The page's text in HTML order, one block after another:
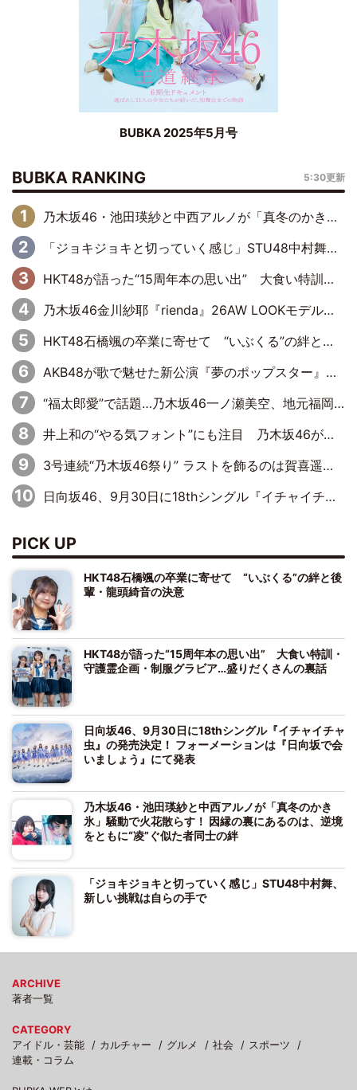
BUBKA 2025年5月号
BUBKA RANKING 5:30更新
乃木坂46・池田瑛紗と中西アルノが「真冬のかき氷」騒動で火花散らす！ 因縁の裏にあるのは、逆境をともに“凌”ぐ似た者同士の絆
「ジョキジョキと切っていく感じ」STU48中村舞、新しい挑戦は自らの手で
HKT48が語った“15周年本の思い出” 大食い特訓・守護霊企画・制服グラビア…盛りだくさんの裏話
乃木坂46金川紗耶『rienda』26AW LOOKモデルに就任
HKT48石橋颯の卒業に寄せて “いぶくる”の絆と後輩・龍頭綺音の決意
AKB48が歌で魅せた新公演『夢のポップスター』 初日から全身全霊のステージ
“福太郎愛”で話題…乃木坂46一ノ瀬美空、地元福岡『めんべい25周年トップサポーター』に就任
井上和の“やる気フォント”にも注目 乃木坂46が挑んだ書道パフォーマンスの舞台裏
3号連続“乃木坂46祭り” ラストを飾るのは賀喜遥香…5年ぶりの登場に「5年分大人になった私を見ていただけたら」
日向坂46、9月30日に18thシングル『イチャイチャ虫』の発売決定！ フォーメーションは『日向坂で会いましょう』にて発表
PICK UP
HKT48石橋颯の卒業に寄せて “いぶくる”の絆と後
輩・龍頭綺音の決意
HKT48が語った“15周年本の思い出” 大食い特訓・
守護霊企画・制服グラビア…盛りだくさんの裏話
日向坂46、9月30日に18thシングル『イチャイチャ
虫』の発売決定！ フォーメーションは『日向坂で会
いましょう』にて発表
乃木坂46・池田瑛紗と中西アルノが「真冬のかき
氷」騒動で火花散らす！ 因縁の裏にあるのは、逆境
をともに“凌”ぐ似た者同士の絆
「ジョキジョキと切っていく感じ」STU48中村舞、
新しい挑戦は自らの手で
ARCHIVE
著者一覧
CATEGORY
アイドル・芸能
カルチャー グルメ 社会
スポーツ
連載・コラム